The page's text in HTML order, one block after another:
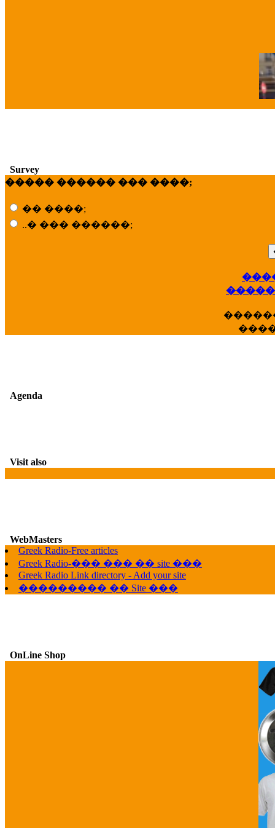
Survey
����� ������ ��� ����;
�� ����;
..� ��� ������;
Agenda
Visit also
WebMasters
Greek Radio-Free articles
Greek Radio-��� ��� �� site ���
Greek Radio Link directory - Add your site
��������� �� Site ���
OnLine Shop